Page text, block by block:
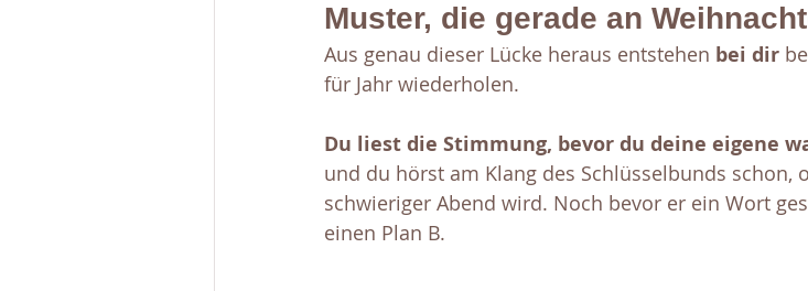
Muster, die gerade an
Aus genau dieser Lücke heraus entstehen bei dir
für Jahr wiederholen.
Du liest die Stimmung, bevor du deine eigene
und du hörst am Klang des Schlüsselbunds schon,
schwieriger Abend wird. Noch bevor er ein Wort
einen Plan B.